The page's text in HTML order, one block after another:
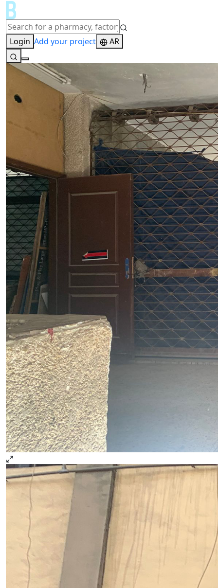
Login Add your project AR